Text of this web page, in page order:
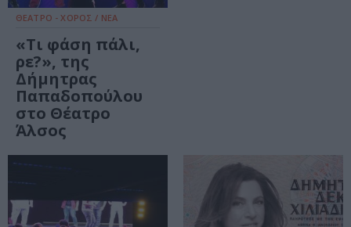
ΘΕΑΤΡΟ - ΧΟΡΟΣ / ΝΕΑ
«Τι φάση πάλι,
ρε?», της
Δήμητρας
Παπαδοπούλου
στο Θέατρο
Άλσος